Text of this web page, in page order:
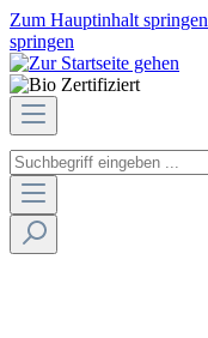
Zum Hauptinhalt springen
springen